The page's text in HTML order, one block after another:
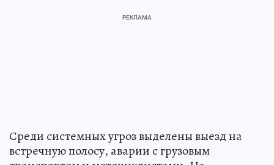
Среди системных угроз выделены выезд на
встречную полосу, аварии с грузовым